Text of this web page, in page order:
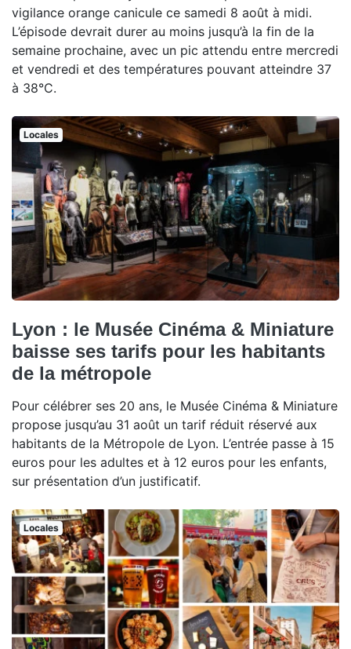
vigilance orange canicule ce samedi 8 août à midi.
L’épisode devrait durer au moins jusqu’à la fin de la
semaine prochaine, avec un pic attendu entre mercredi
et vendredi et des températures pouvant atteindre 37
à 38°C.
Locales
Lyon : le Musée Cinéma & Miniature
baisse ses tarifs pour les habitants
de la métropole
Pour célébrer ses 20 ans, le Musée Cinéma & Miniature
propose jusqu’au 31 août un tarif réduit réservé aux
habitants de la Métropole de Lyon. L’entrée passe à 15
euros pour les adultes et à 12 euros pour les enfants,
sur présentation d’un justificatif.
Locales